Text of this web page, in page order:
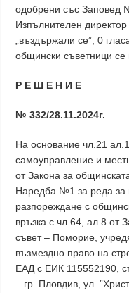
одобрени със Заповед
Изпълнителен директор
„въздържали се”, 0
общински съветници се
Р Е Ш Е Н И Е
№ 332/28.11.2024г.
На основание чл.21
самоуправление и
от Закона за
Наредба №1 за реда за
разпореждане с
връзка с чл.64, ал.8 от
съвет – Поморие,
възмездно право на
ЕАД с ЕИК 115552190,
– гр. Пловдив, ул.